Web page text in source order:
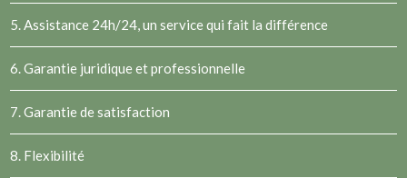
5. Assistance 24h/24, un service qui fait la différence
6. Garantie juridique et professionnelle
7. Garantie de satisfaction
8. Flexibilité